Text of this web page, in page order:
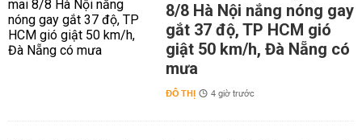
8/8 Hà Nội nắng nóng gay
gắt 37 độ, TP HCM gió
giật 50 km/h, Đà Nẵng có
mưa
ĐÔ THỊ 4 giờ trước